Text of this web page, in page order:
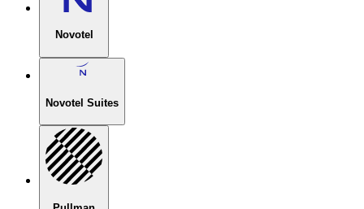
Novotel
Novotel Suites